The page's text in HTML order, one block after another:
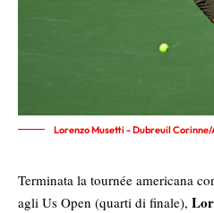
Lorenzo Musetti - Dubreuil Corinne/
Terminata la tournée americana
agli Us Open (quarti di finale),